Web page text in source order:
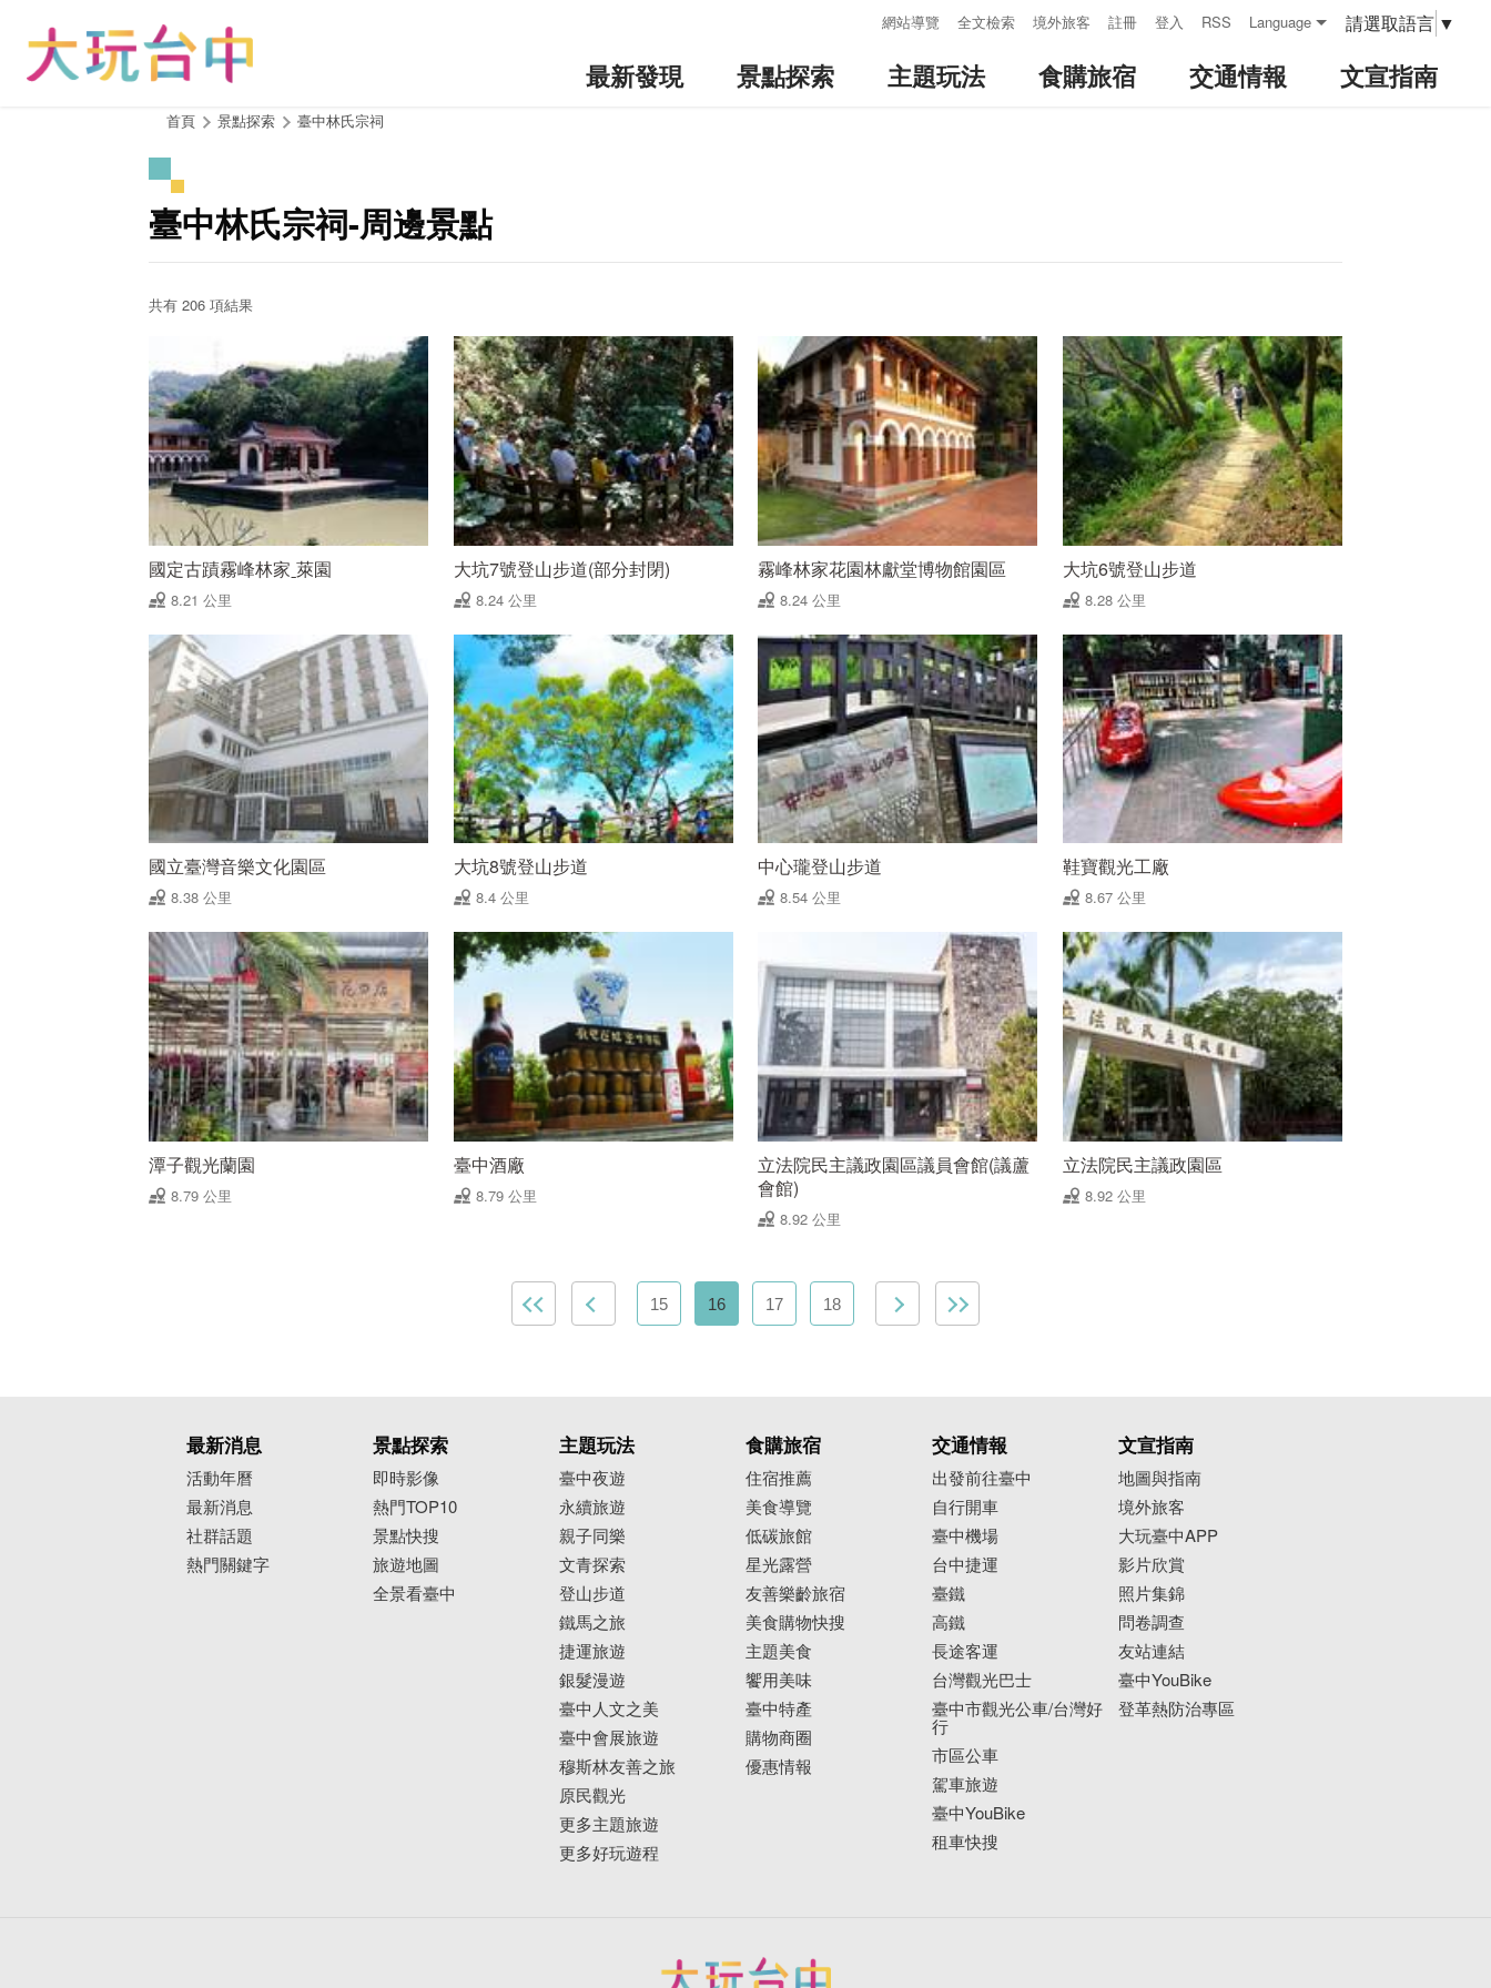
網站導覽 全文檢索 境外旅客 註冊 登入 RSS Language 請選取語言 ▼
最新發現 景點探索 主題玩法 食購旅宿 交通情報 文宣指南
首頁 景點探索 臺中林氏宗祠
臺中林氏宗祠-周邊景點
共有 206 項結果
國定古蹟霧峰林家ˍ萊園
8.21 公里
大坑7號登山步道(部分封閉)
8.24 公里
霧峰林家花園林獻堂博物館園區
8.24 公里
大坑6號登山步道
8.28 公里
國立臺灣音樂文化園區
8.38 公里
大坑8號登山步道
8.4 公里
中心瓏登山步道
8.54 公里
鞋寶觀光工廠
8.67 公里
潭子觀光蘭園
8.79 公里
臺中酒廠
8.79 公里
立法院民主議政園區議員會館(議蘆
會館)
8.92 公里
立法院民主議政園區
8.92 公里
15 16 17 18
最新消息
活動年曆
最新消息
社群話題
熱門關鍵字
景點探索
即時影像
熱門TOP10
景點快搜
旅遊地圖
全景看臺中
主題玩法
臺中夜遊
永續旅遊
親子同樂
文青探索
登山步道
鐵馬之旅
捷運旅遊
銀髮漫遊
臺中人文之美
臺中會展旅遊
穆斯林友善之旅
原民觀光
更多主題旅遊
更多好玩遊程
食購旅宿
住宿推薦
美食導覽
低碳旅館
星光露營
友善樂齡旅宿
美食購物快搜
主題美食
饗用美味
臺中特產
購物商圈
優惠情報
交通情報
出發前往臺中
自行開車
臺中機場
台中捷運
臺鐵
高鐵
長途客運
台灣觀光巴士
臺中市觀光公車/台灣好
行
市區公車
駕車旅遊
臺中YouBike
租車快搜
文宣指南
地圖與指南
境外旅客
大玩臺中APP
影片欣賞
照片集錦
問卷調查
友站連結
臺中YouBike
登革熱防治專區